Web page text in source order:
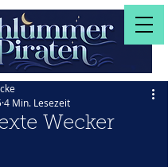
Wecker
4 Min. Lesezeit